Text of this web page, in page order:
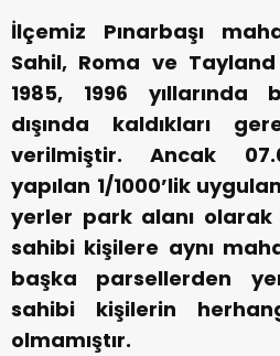
İlçemiz Pınarbaşı
Sahil, Roma ve Tayland
1985, 1996 yıllarında
dışında kaldıkları
verilmiştir. Ancak
yapılan 1/1000’lik
yerler park alanı olarak
sahibi kişilere aynı
başka parsellerden
sahibi kişilerin
olmamıştır.